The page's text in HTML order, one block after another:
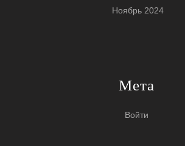
Ноябрь 2024
Мета
Войти